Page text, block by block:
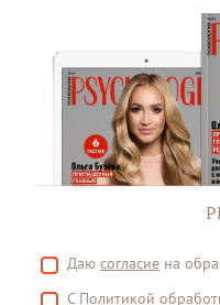
Даю согласие на
С Политикой